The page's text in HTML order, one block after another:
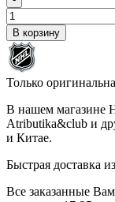
В корзину
Только
В нашем магазине
Atributika&club и
и Китае.
Быстрая доставка
Все заказанные